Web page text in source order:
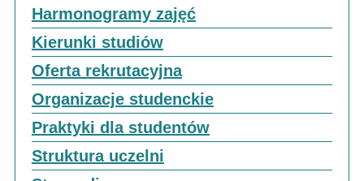
Harmonogramy zajęć
Kierunki studiów
Oferta rekrutacyjna
Organizacje studenckie
Praktyki dla studentów
Struktura uczelni